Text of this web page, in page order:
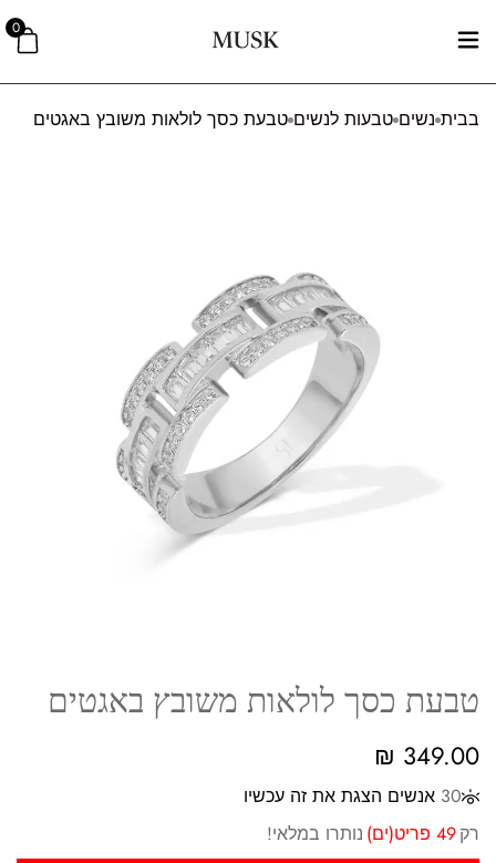
0
בבית נשים טבעות לנשים טבעת כסך לולאות משובץ באגטים
טבעת כסך לולאות משובץ באגטים
349.00
₪
30 אנשים הצגת את זה עכשיו
רק49 פריט(ים) נותרו במלאי!